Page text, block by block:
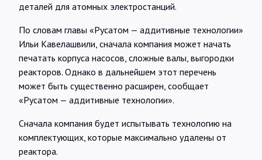
@Infotek_Russia
деталей для атомных электростанций.
По словам главы «Русатом — аддитивные технологии»
Ильи Кавелашвили, сначала компания может начать
печатать корпуса насосов, сложные валы, выгородки
реакторов. Однако в дальнейшем этот перечень
может быть существенно расширен, сообщает
«Русатом — аддитивные технологии».
Сначала компания будет испытывать технологию на
комплектующих, которые максимально удалены от
реактора.